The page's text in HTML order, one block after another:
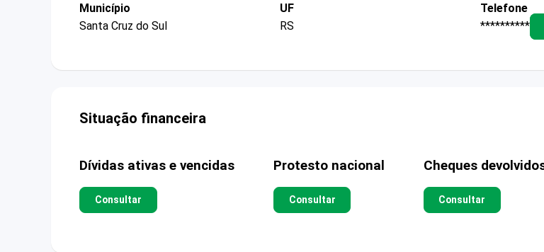
Município
Santa Cruz do Sul
UF
RS
Telefone
**********
Situação financeira
Dívidas ativas e vencidas
Consultar
Protesto nacional
Consultar
Cheques
Consultar